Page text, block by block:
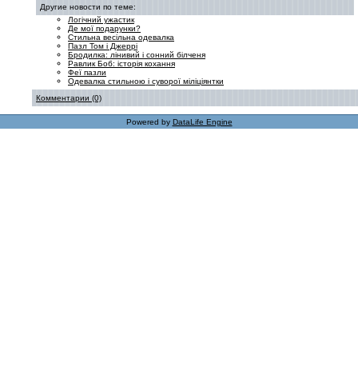
Другие новости по теме:
Логічний ужастик
Де мої подарунки?
Стильна весільна одевалка
Пазл Том і Джеррі
Бродилка: лінивий і сонний білченя
Равлик Боб: історія кохання
Феї пазли
Одевалка стильною і суворої міліціянтки
Комментарии (0)
Powered by DataLife Engine